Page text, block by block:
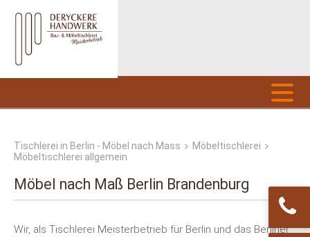
Tischlerei in Berlin - Möbel nach Mass
Möbeltischlerei
Möbeltischlerei allgemein
Möbel nach Maß Berlin Brandenburg
Wir, als Tischlerei Meisterbetrieb für Berlin und das Berliner